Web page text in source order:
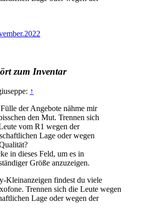
zum Inventar
↑
der Angebote nähme mir
den Mut. Trennen sich
vom R1 wegen der
Lage oder wegen
in dieses Feld, um es in
Größe anzuzeigen.
Kleinanzeigen findest du viele
Trennen sich die Leute wegen
Lage oder wegen der